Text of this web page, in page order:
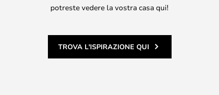
potreste vedere la vostra casa qui!
TROVA L'ISPIRAZIONE QUI